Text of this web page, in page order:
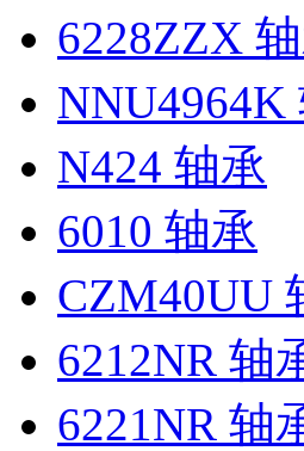
6228ZZX
NNU4964K
N424 轴承
6010 轴承
CZM40UU
6212NR 轴
6221NR 轴